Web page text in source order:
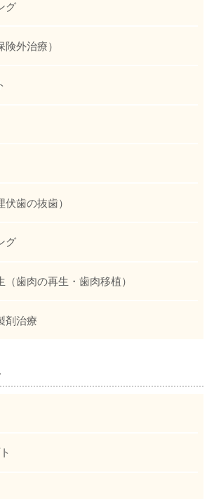
グ
険外治療）
伏歯の抜歯）
グ
（歯肉の再生・歯肉移植）
剤治療